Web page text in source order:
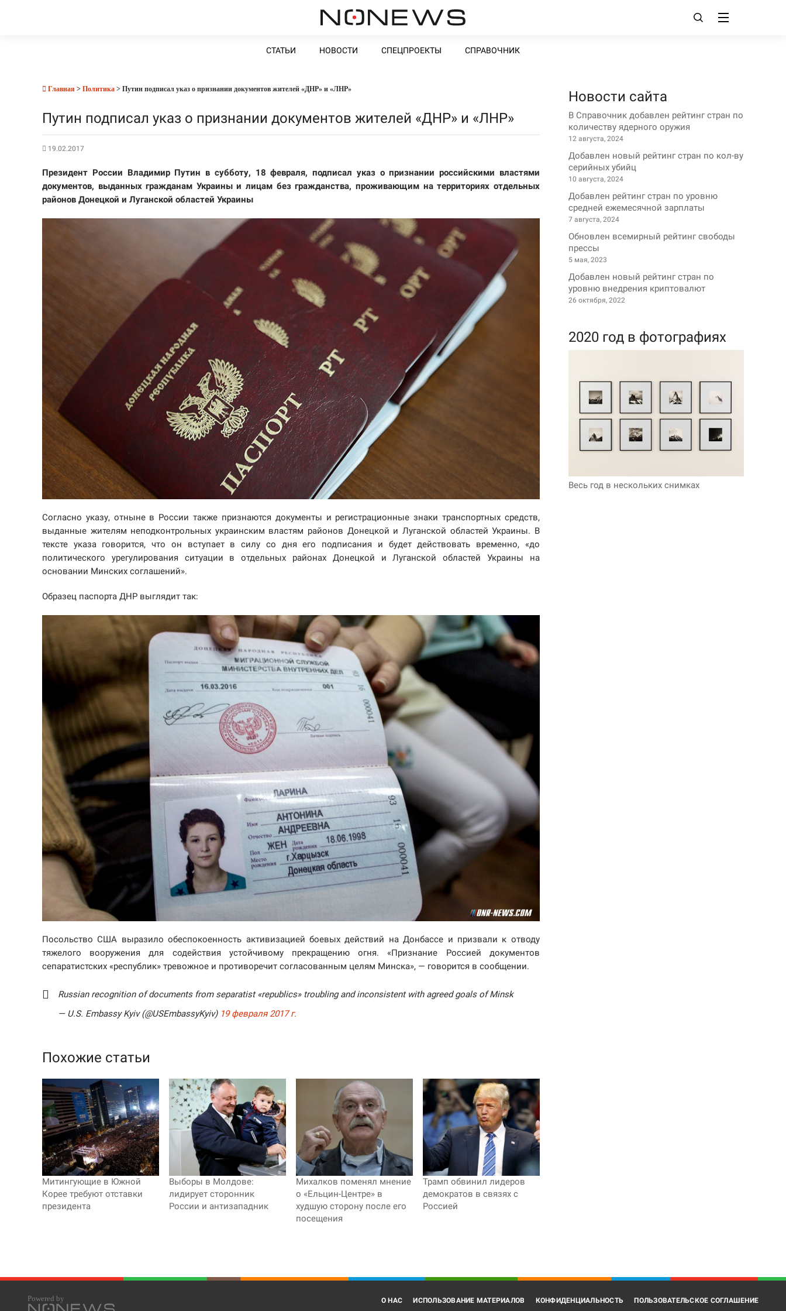
СТАТЬИ НОВОСТИ СПЕЦПРОЕКТЫ СПРАВОЧНИК
Главная > Политика > Путин подписал указ о признании документов жителей «ДНР» и «ЛНР»
Путин подписал указ о признании документов жителей «ДНР» и «ЛНР»
19.02.2017
Президент России Владимир Путин в субботу, 18 февраля, подписал указ о признании российскими властями
документов, выданных гражданам Украины и лицам без гражданства, проживающим на территориях отдельных
районов Донецкой и Луганской областей Украины
Согласно указу, отныне в России также признаются документы и регистрационные знаки транспортных средств,
выданные жителям неподконтрольных украинским властям районов Донецкой и Луганской областей Украины. В
тексте указа говорится, что он вступает в силу со дня его подписания и будет действовать временно, «до
политического урегулирования ситуации в отдельных районах Донецкой и Луганской областей Украины на
основании Минских соглашений».
Образец паспорта ДНР выглядит так:
Посольство США выразило обеспокоенность активизацией боевых действий на Донбассе и призвали к отводу
тяжелого вооружения для содействия устойчивому прекращению огня. «Признание Россией документов
сепаратистских «республик» тревожное и противоречит согласованным целям Минска», — говорится в сообщении.
Russian recognition of documents from separatist «republics» troubling and inconsistent with agreed goals of Minsk
— U.S. Embassy Kyiv (@USEmbassyKyiv) 19 февраля 2017 г.
Похожие статьи
Митингующие в Южной
Корее требуют отставки
президента
Выборы в Молдове:
лидирует сторонник
России и антизападник
Михалков поменял мнение
о «Ельцин-Центре» в
худшую сторону после его
посещения
Трамп обвинил лидеров
демократов в связях с
Россией
Новости сайта
В Справочник добавлен рейтинг стран по
количеству ядерного оружия
12 августа, 2024
Добавлен новый рейтинг стран по кол-ву
серийных убийц
10 августа, 2024
Добавлен рейтинг стран по уровню
средней ежемесячной зарплаты
7 августа, 2024
Обновлен всемирный рейтинг свободы
прессы
5 мая, 2023
Добавлен новый рейтинг стран по
уровню внедрения криптовалют
26 октября, 2022
2020 год в фотографиях
Весь год в нескольких снимках
О НАС ИСПОЛЬЗОВАНИЕ МАТЕРИАЛОВ КОНФИДЕНЦИАЛЬНОСТЬ ПОЛЬЗОВАТЕЛЬСКОЕ СОГЛАШЕНИЕ